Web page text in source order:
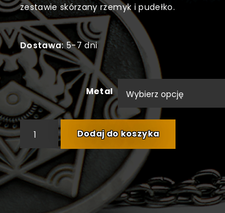
zestawie skórzany rzemyk i pudełko.
Dostawa:5-7 dni
Metal
ilość KRUSHAK Naszyjnik
Dodaj do koszyka